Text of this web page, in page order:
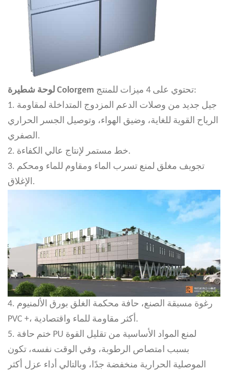
لوحة شطيرة Colorgem
تحتوي على 4 ميزات للمنتج:
1. جيل جديد من وصلات الدعم المزدوج المتداخلة لمقاومة
الرياح القوية للغاية، وضيق الهواء، وتوصيل الجسر الحراري
الصفري.
2. خط مستمر لإنتاج عالي الكفاءة.
3. تجويف مغلق لمنع تسرب الماء ومقاوم للماء ومحكم
الإغلاق.
4. رغوة مسبقة الصنع، حافة محكمة الغلق بورق الألمنيوم
PVC +، أكثر مقاومة للماء واقتصادية.
5. ختم حافة PU لمنع المواد الأساسية من تقليل القوة
بسبب امتصاص الرطوبة، وفي الوقت نفسه، تكون
الموصلية الحرارية منخفضة جدًا، وبالتالي أداء عزل أكثر